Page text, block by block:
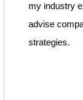
my industry
advise
strategies.